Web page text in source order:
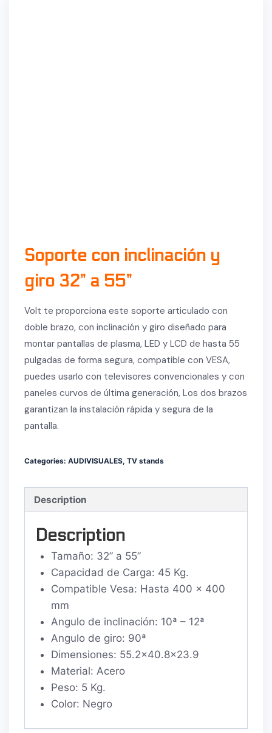
Soporte con inclinación y
giro 32” a 55”
Volt te proporciona este soporte articulado con
doble brazo, con inclinación y giro diseñado para
montar pantallas de plasma, LED y LCD de hasta 55
pulgadas de forma segura, compatible con VESA,
puedes usarlo con televisores convencionales y con
paneles curvos de última generación, Los dos brazos
garantizan la instalación rápida y segura de la
pantalla.
Categories: AUDIVISUALES, TV stands
Description
Description
Tamaño: 32” a 55”
Capacidad de Carga: 45 Kg.
Compatible Vesa: Hasta 400 x 400
mm
Angulo de inclinación: 10ª – 12ª
Angulo de giro: 90ª
Dimensiones: 55.2×40.8×23.9
Material: Acero
Peso: 5 Kg.
Color: Negro